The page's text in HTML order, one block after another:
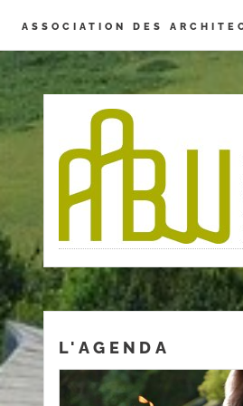
ASSOCIATION DES
L'AGENDA